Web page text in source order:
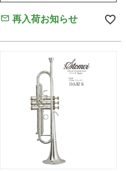
再入荷お知らせ